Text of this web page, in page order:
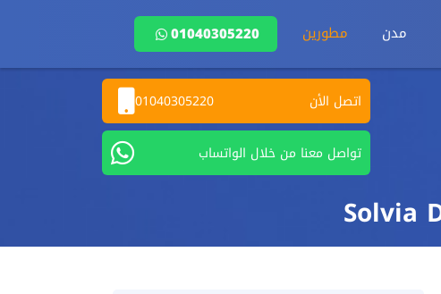
مدن مطورين 01040305220
اتصل الأن 01040305220
تواصل معنا من خلال الواتساب